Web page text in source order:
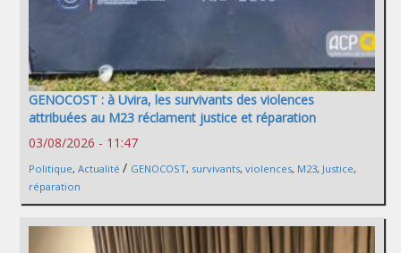
GENOCOST : à Uvira, les survivants des violences
attribuées au M23 réclament justice et réparation
03/08/2026 - 11:47
Politique, Actualité / GENOCOST, survivants, violences, M23, Justice,
réparation